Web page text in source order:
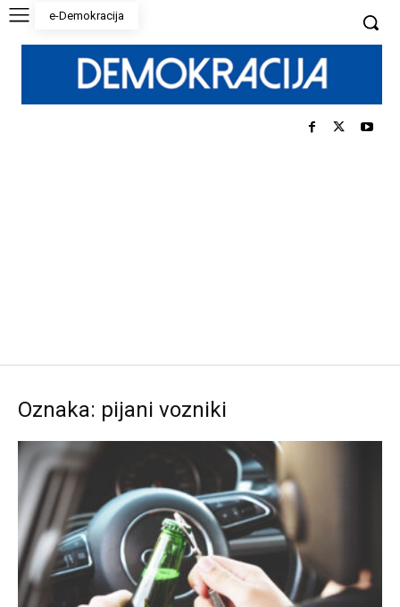
e-Demokracija
Oznaka: pijani vozniki